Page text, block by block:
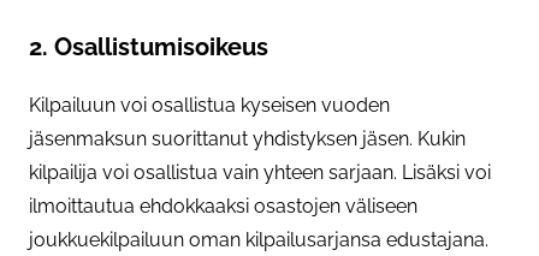
2. Osallistumisoikeus
Kilpailuun voi osallistua kyseisen vuoden
jäsenmaksun suorittanut yhdistyksen jäsen. Kukin
kilpailija voi osallistua vain yhteen sarjaan. Lisäksi voi
ilmoittautua ehdokkaaksi osastojen väliseen
joukkuekilpailuun oman kilpailusarjansa edustajana.